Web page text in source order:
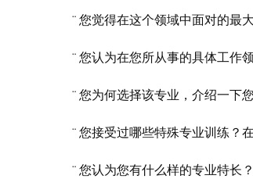
¨ 您觉得在这个领域中面对的最
¨ 您认为在您所从事的具体工作
¨ 您为何选择该专业，介绍一下
¨ 您接受过哪些特殊专业训练？
¨ 您认为您有什么样的专业特长